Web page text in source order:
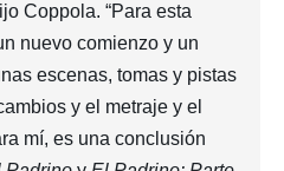
Coppola. “Para esta
nuevo comienzo y un
escenas, tomas y pistas
y el metraje y el
mí, es una conclusión